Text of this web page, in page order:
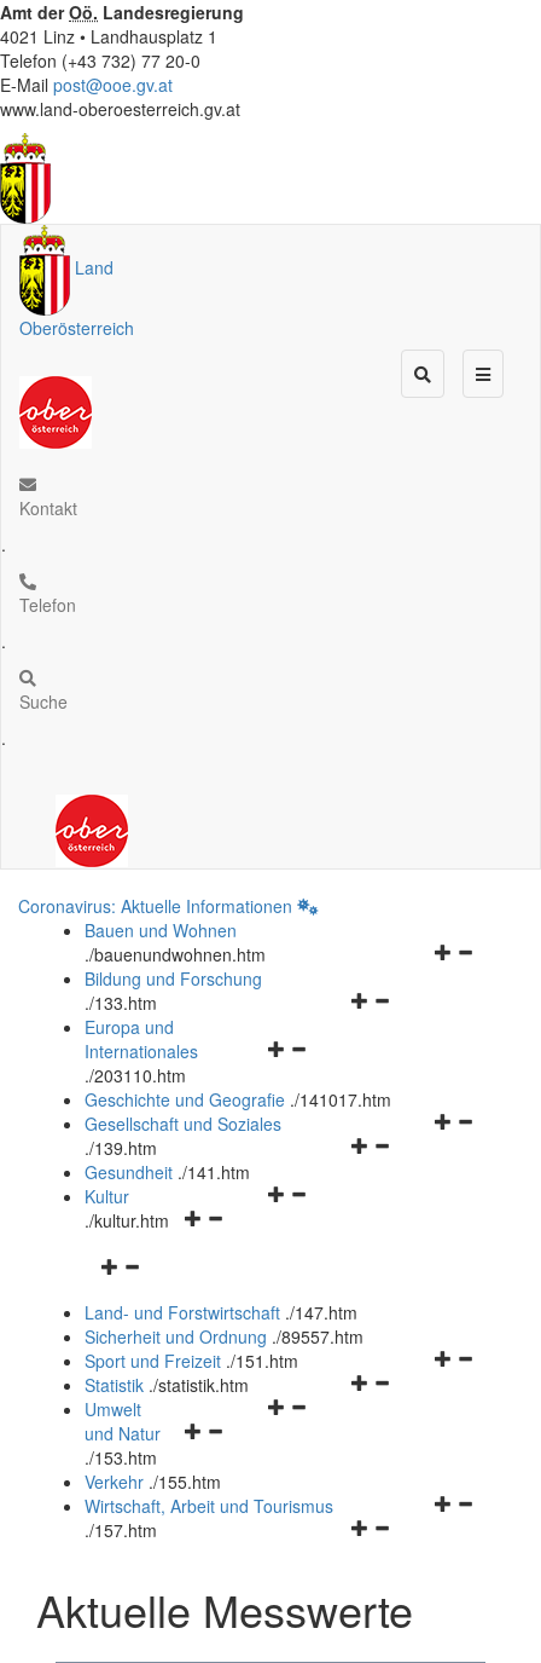
Amt derOö. Landesregierung
4021 Linz • Landhausplatz 1
Telefon (+43 732) 77 20-0
E-Mail post@ooe.gv.at
www.land-oberoesterreich.gv.at
Land
Oberösterreich
Kontakt
.
Telefon
.
Suche
.
Coronavirus: Aktuelle Informationen
Bauen und Wohnen
./bauenundwohnen.htm
Navigationsmenü
Bildung und Forschung
./133.htm
Navigationsmenü
und
schließen
Europa und
Internationales
./203110.htm
Geschichte und Geografie ./141017.htm
Navigationsmenü
Gesellschaft und Soziales
./139.htm
Navigationsmenü
Gesundheit ./141.htm
Navigationsmenü
Kultur
./kultur.htm
Navigationsmenü
und
schließen
Land- und Forstwirtschaft ./147.htm
Sicherheit und Ordnung ./89557.htm
Navigationsmenü
Sport und Freizeit ./151.htm
Navigationsmenü
Statistik ./statistik.htm
Navigationsmenü
und
schließen
Umwelt
und Natur
./153.htm
Verkehr ./155.htm
Navigationsmenü
schließen
Wirtschaft, Arbeit und Tourismus
./157.htm
Aktuelle Messwerte